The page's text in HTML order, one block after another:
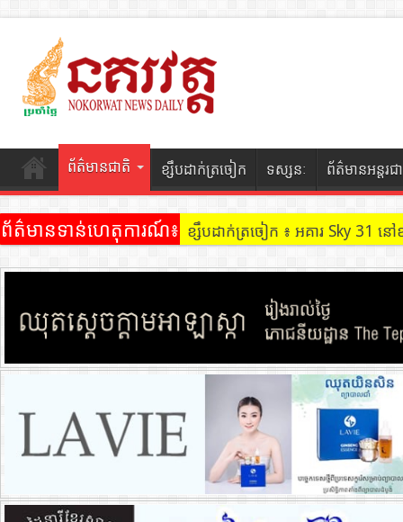
ព័ត៌មានជាតិ ខ្សឹបដាក់ត្រចៀក ទស្សនៈ ព័ត៌មានអន្តរជ
ព័ត៌មានទាន់ហេតុការណ៍៖ ខ្សឹបដាក់ត្រចៀក ៖ អគារ Sky 31
ខ្សឹបដាក់ត្រចៀក ៖ ដល់ករ ! ឈ្មួញដឹក